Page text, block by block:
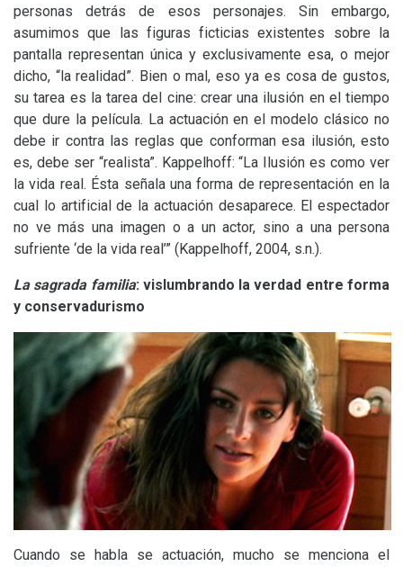
personas detrás de esos personajes. Sin embargo,
asumimos que las figuras ficticias existentes sobre la
pantalla representan única y exclusivamente esa, o mejor
dicho, “la realidad”. Bien o mal, eso ya es cosa de gustos,
su tarea es la tarea del cine: crear una ilusión en el tiempo
que dure la película. La actuación en el modelo clásico no
debe ir contra las reglas que conforman esa ilusión, esto
es, debe ser “realista”. Kappelhoff: “La Ilusión es como ver
la vida real. Ésta señala una forma de representación en la
cual lo artificial de la actuación desaparece. El espectador
no ve más una imagen o a un actor, sino a una persona
sufriente ‘de la vida real’” (Kappelhoff, 2004, s.n.).
La sagrada familia: vislumbrando la verdad entre forma
y conservadurismo
Cuando se habla se actuación, mucho se menciona el